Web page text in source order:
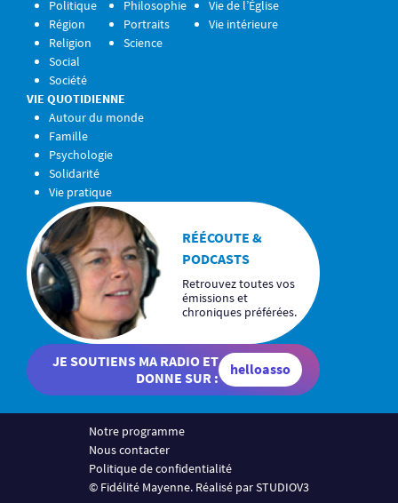
Politique
Région
Religion
Social
Société
Philosophie
Portraits
Science
Vie de l’Église
Vie intérieure
VIE QUOTIDIENNE
Autour du monde
Famille
Psychologie
Solidarité
Vie pratique
RÉÉCOUTE &
PODCASTS
Retrouvez toutes vos
émissions et
chroniques préférées.
JE SOUTIENS MA RADIO ET
DONNE SUR :
helloasso
Notre programme
Nous contacter
Politique de confidentialité
© Fidélité Mayenne. Réalisé par STUDIOV3